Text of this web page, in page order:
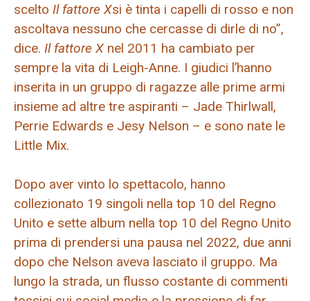
scelto Il fattore Xsi è tinta i capelli di rosso e non
ascoltava nessuno che cercasse di dirle di no”,
dice. Il fattore X nel 2011 ha cambiato per
sempre la vita di Leigh-Anne. I giudici l’hanno
inserita in un gruppo di ragazze alle prime armi
insieme ad altre tre aspiranti – Jade Thirlwall,
Perrie Edwards e Jesy Nelson – e sono nate le
Little Mix.
Dopo aver vinto lo spettacolo, hanno
collezionato 19 singoli nella top 10 del Regno
Unito e sette album nella top 10 del Regno Unito
prima di prendersi una pausa nel 2022, due anni
dopo che Nelson aveva lasciato il gruppo. Ma
lungo la strada, un flusso costante di commenti